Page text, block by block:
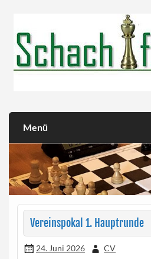
Menü
Vereinspokal 1. Hauptrunde
24. Juni 2026 CV